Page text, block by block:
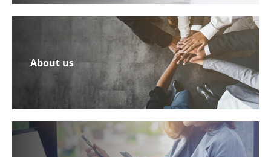
About us